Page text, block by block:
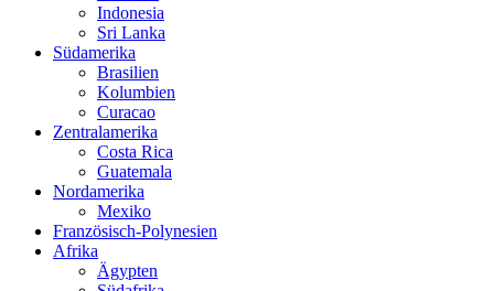
Indonesia
Sri Lanka
Südamerika
Brasilien
Kolumbien
Curacao
Zentralamerika
Costa Rica
Guatemala
Nordamerika
Mexiko
Französisch-Polynesien
Afrika
Ägypten